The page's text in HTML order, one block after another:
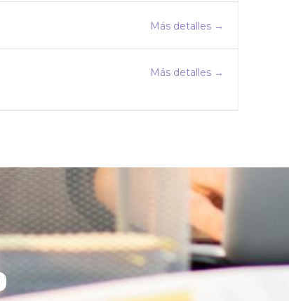
Más detalles
Más detalles